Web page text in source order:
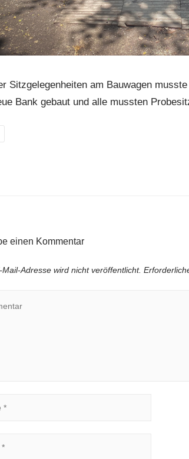
Sitzgelegenheiten am Bauwagen
Bank gebaut und alle mussten
einen Kommentar
Mail-Adresse wird nicht veröffentlicht.